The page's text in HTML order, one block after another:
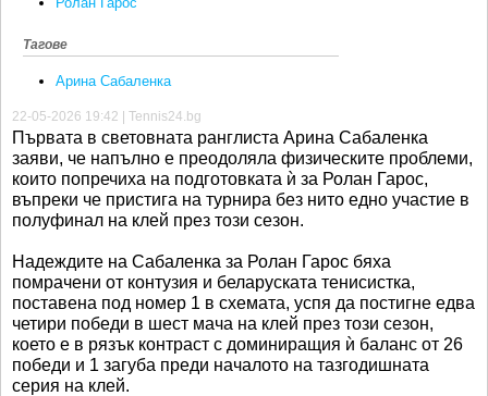
Тагове
Арина Сабаленка
22-05-2026 19:42 | Tennis24.bg
Първата в световната ранглиста Арина Сабаленка
заяви, че напълно е преодоляла физическите проблеми,
които попречиха на подготовката ѝ за Ролан Гарос,
въпреки че пристига на турнира без нито едно участие в
полуфинал на клей през този сезон.
Надеждите на Сабаленка за Ролан Гарос бяха
помрачени от контузия и беларуската тенисистка,
поставена под номер 1 в схемата, успя да постигне едва
четири победи в шест мача на клей през този сезон,
което е в рязък контраст с доминиращия ѝ баланс от 26
победи и 1 загуба преди началото на тазгодишната
серия на клей.